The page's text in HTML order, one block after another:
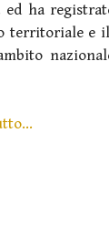
ed ha
territoriale e